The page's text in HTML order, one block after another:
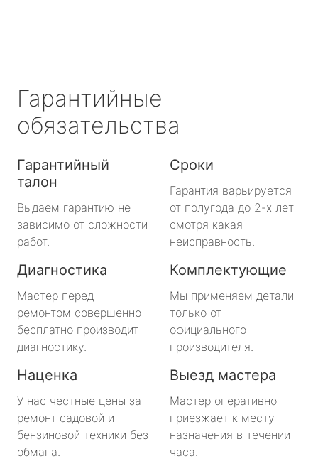
Гарантийные
обязательства
Гарантийный
талон
Выдаем гарантию не
зависимо от сложности
работ.
Сроки
Гарантия варьируется
от полугода до 2-х лет
смотря какая
неисправность.
Диагностика
Мастер перед
ремонтом совершенно
бесплатно производит
диагностику.
Комплектующие
Мы применяем детали
только от
официального
производителя.
Наценка
У нас честные цены за
ремонт садовой и
бензиновой техники без
обмана.
Выезд мастера
Мастер оперативно
приезжает к месту
назначения в течении
часа.